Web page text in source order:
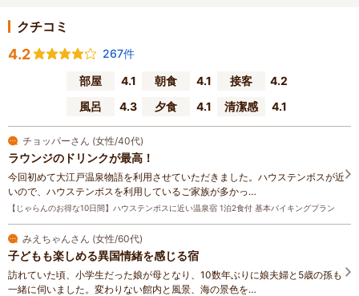
クチコミ
4.2
267件
部屋
4.1 朝食 4.1 接客
4.2
風呂
4.3 夕食 4.1 清潔感 4.1
チョッパーさん (女性/40代)
ラウンジのドリンクが最高！
今回初めて大江戸温泉物語を利用させていただきました。ハウステンボスが近
いので、ハウステンボスを利用しているご家族が多かっ…
【じゃらんのお得な10日間】ハウステンボスに近い温泉宿 1泊2食付 基本バイキングプラン
みえちゃんさん (女性/60代)
子どもも楽しめる異国情緒を感じる宿
訪れていた頃、小学生だった娘が母となり、10数年ぶりに娘夫婦と5歳の孫も
一緒に伺いました。変わりない館内と風景、海の景色を…